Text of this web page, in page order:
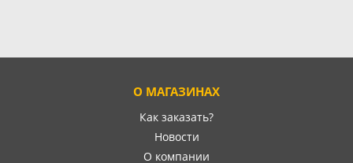
О МАГАЗИНАХ
Как заказать?
Новости
О компании